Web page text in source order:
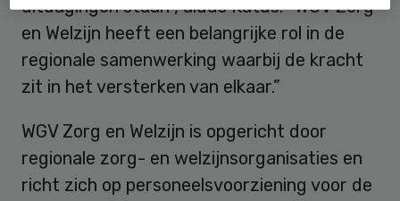
uitdagingen staan”, aldus Katus. “WGV Zorg
en Welzijn heeft een belangrijke rol in de
regionale samenwerking waarbij de kracht
zit in het versterken van elkaar.”
WGV Zorg en Welzijn is opgericht door
regionale zorg- en welzijnsorganisaties en
richt zich op personeelsvoorziening voor de